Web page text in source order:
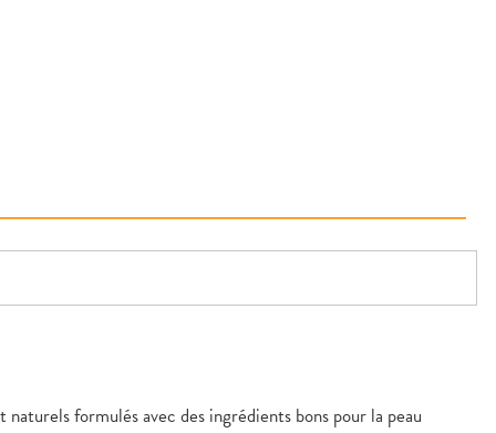
formulés avec des ingrédients bons pour la peau